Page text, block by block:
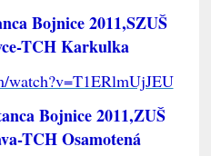
Bojnice 2011,SZUŠ
TCH Karkulka
watch?v=T1ERlmUjJEU
Bojnice 2011,ZUŠ
TCH Osamotená